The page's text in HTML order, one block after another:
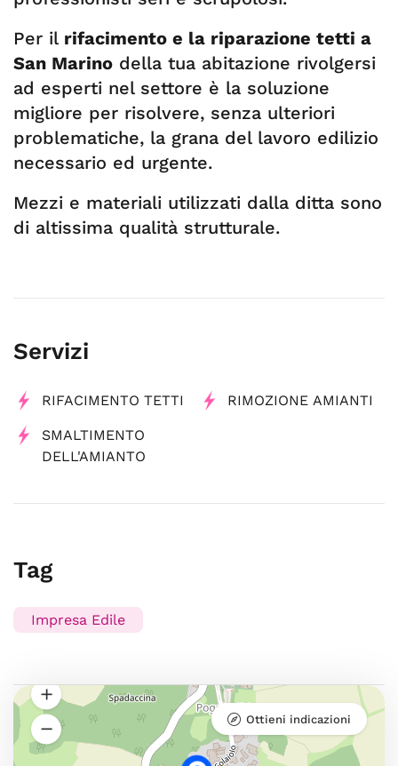
Per il rifacimento e la riparazione tetti a
San Marino della tua abitazione rivolgersi
ad esperti nel settore è la soluzione
migliore per risolvere, senza ulteriori
problematiche, la grana del lavoro edilizio
necessario ed urgente.
Mezzi e materiali utilizzati dalla ditta sono
di altissima qualità strutturale.
Servizi
RIFACIMENTO TETTI RIMOZIONE AMIANTI
SMALTIMENTO
DELL'AMIANTO
Tag
Impresa Edile
Ottieni indicazioni